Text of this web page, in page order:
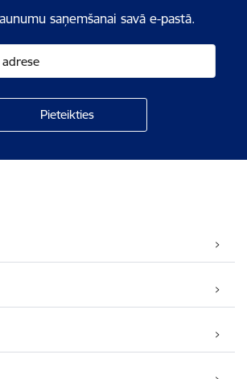
saņemšanai savā e-pastā.